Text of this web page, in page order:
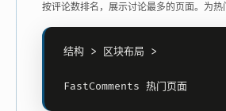
按评论数排名，展示讨论最多的页面。为热
结构 > 区块布局 >
FastComments 热门页面